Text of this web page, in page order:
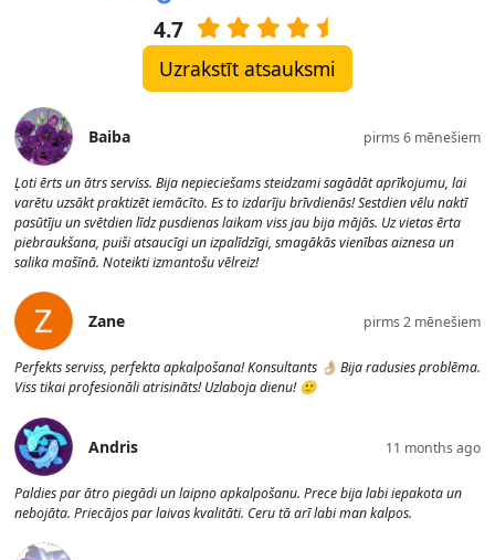
4.7
Uzrakstīt atsauksmi
Baiba pirms 6 mēnešiem
Ļoti ērts un ātrs serviss. Bija nepieciešams steidzami sagādāt aprīkojumu, lai
varētu uzsākt praktizēt iemācīto. Es to izdarīju brīvdienās! Sestdien vēlu naktī
pasūtīju un svētdien līdz pusdienas laikam viss jau bija mājās. Uz vietas ērta
piebraukšana, puiši atsaucīgi un izpalīdzīgi, smagākās vienības aiznesa un
salika mašīnā. Noteikti izmantošu vēlreiz!
Zane pirms 2 mēnešiem
Perfekts serviss, perfekta apkalpošana! Konsultants 👌🏼 Bija radusies problēma.
Viss tikai profesionāli atrisināts! Uzlaboja dienu! 🙂
Andris 11 months ago
Paldies par ātro piegādi un laipno apkalpošanu. Prece bija labi iepakota un
nebojāta. Priecājos par laivas kvalitāti. Ceru tā arī labi man kalpos.